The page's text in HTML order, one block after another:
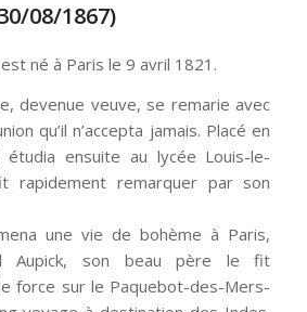
08/1867)
né à Paris le 9 avril 1821.
devenue veuve, se remarie avec
qu’il n’accepta jamais. Placé en
ensuite au lycée Louis-le-
rapidement remarquer par son
une vie de bohème à Paris,
Aupick, son beau père le fit
force sur le Paquebot-des-Mers-